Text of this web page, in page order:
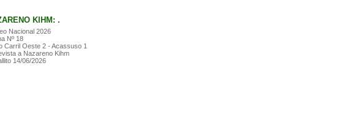
KIHM: .
Nacional 2026
Nº 18
Carril Oeste 2 - Acassuso 1
a Nazareno Kihm
14/06/2026